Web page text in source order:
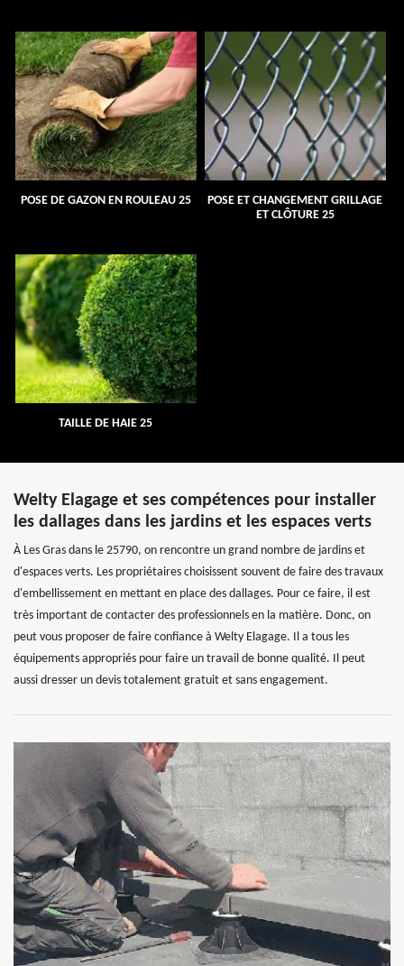
POSE DE GAZON EN ROULEAU 25
POSE ET CHANGEMENT GRILLAGE
ET CLÔTURE 25
TAILLE DE HAIE 25
Welty Elagage et ses compétences pour installer
les dallages dans les jardins et les espaces verts
À Les Gras dans le 25790, on rencontre un grand nombre de jardins et
d'espaces verts. Les propriétaires choisissent souvent de faire des travaux
d'embellissement en mettant en place des dallages. Pour ce faire, il est
très important de contacter des professionnels en la matière. Donc, on
peut vous proposer de faire confiance à Welty Elagage. Il a tous les
équipements appropriés pour faire un travail de bonne qualité. Il peut
aussi dresser un devis totalement gratuit et sans engagement.